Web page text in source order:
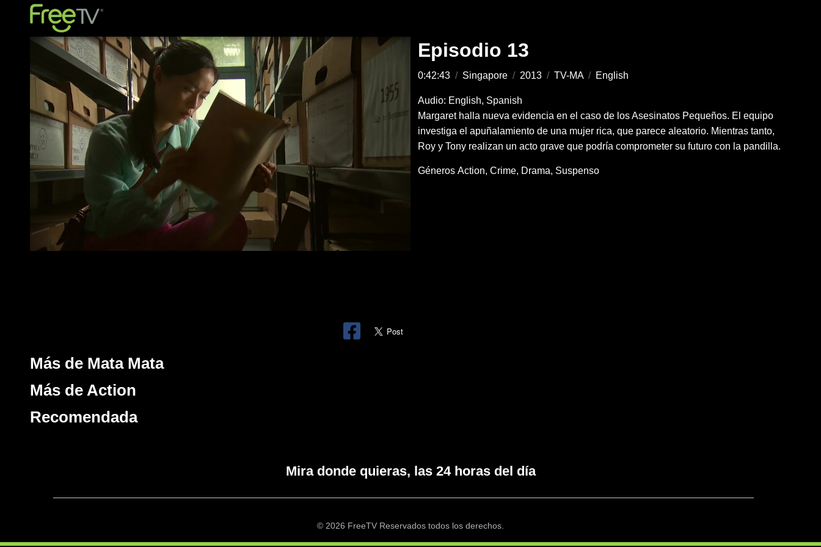
Episodio 13
0:42:43 / Singapore / 2013 / TV-MA / English
Audio: English, Spanish
Margaret halla nueva evidencia en el caso de los Asesinatos Pequeños. El equipo
investiga el apuñalamiento de una mujer rica, que parece aleatorio. Mientras tanto,
Roy y Tony realizan un acto grave que podría comprometer su futuro con la pandilla.
Géneros Action Crime Drama Suspenso
Más de Mata Mata
Más de Action
Recomendada
Mira donde quieras, las 24 horas del día
© 2026 FreeTV Reservados todos los derechos.